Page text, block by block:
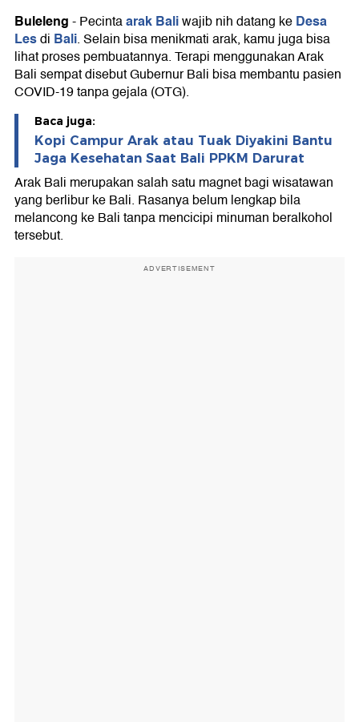
Buleleng-Pecintaarak Baliwajib nih datang keDesa
Lesdi Bali. Selain bisa menikmati arak, kamu juga bisa
lihat proses pembuatannya. Terapi menggunakan Arak
Bali sempat disebut Gubernur Bali bisa membantu pasien
COVID-19 tanpa gejala (OTG).
Baca juga:
Kopi Campur Arak atau Tuak Diyakini Bantu
Jaga Kesehatan Saat Bali PPKM Darurat
Arak Bali merupakan salah satu magnet bagi wisatawan
yang berlibur ke Bali. Rasanya belum lengkap bila
melancong ke Bali tanpa mencicipi minuman beralkohol
tersebut.
ADVERTISEMENT